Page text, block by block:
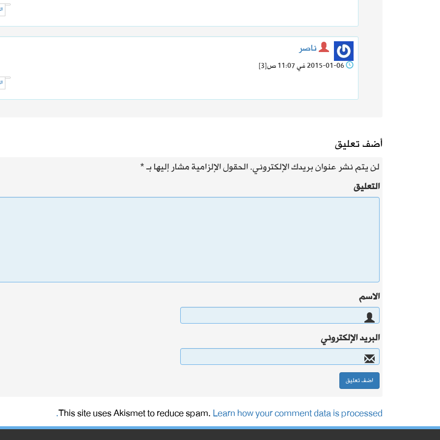
ناصر
[3]
أضف تعليق
لن يتم نشر عنوان بريدك الإلكتروني.الحقول الإلزامية مشار إليها بـ*
التعليق
الاسم
البريد الإلكتروني
This site uses Akismet to reduce spam.Learn how your comment data is processed.